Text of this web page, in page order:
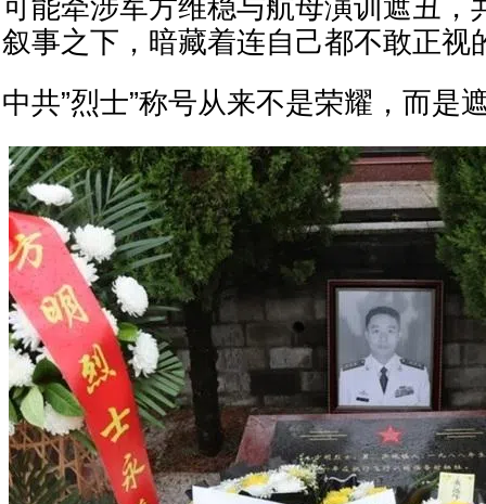
可能牵涉军方维稳与航母演训遮丑，
叙事之下，暗藏着连自己都不敢正视
中共”烈士”称号从来不是荣耀，而是